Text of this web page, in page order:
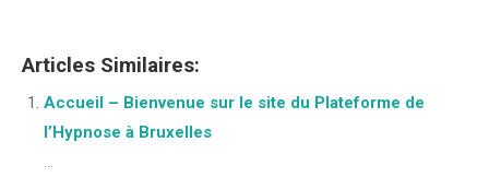
Articles Similaires:
Accueil – Bienvenue sur le site du Plateforme de
l’Hypnose à Bruxelles
...